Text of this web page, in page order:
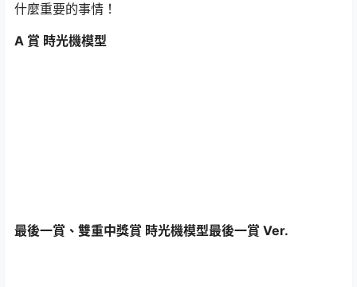
什麼重要的事情！
A 賞 時光機模型
最後一賞、雙重中獎賞 時光機模型最後一賞 Ver.